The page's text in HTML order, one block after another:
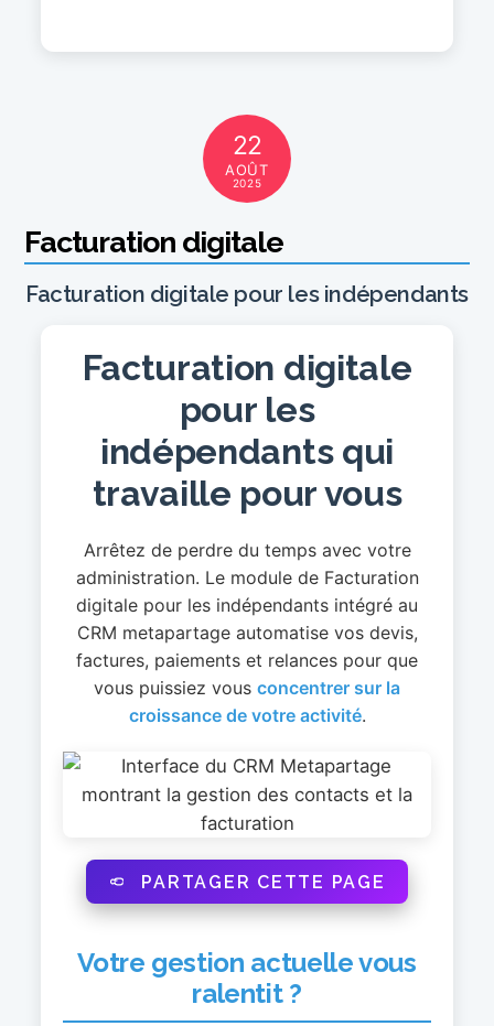
22
AOÛT
2025
Facturation digitale
Facturation digitale pour les indépendants
Facturation digitale
pour les
indépendants qui
travaille pour vous
Arrêtez de perdre du temps avec votre
administration. Le module de Facturation
digitale pour les indépendants intégré au
CRM metapartage automatise vos devis,
factures, paiements et relances pour que
vous puissiez vous concentrer sur la
croissance de votre activité.
PARTAGER CETTE PAGE
Votre gestion actuelle vous
ralentit ?